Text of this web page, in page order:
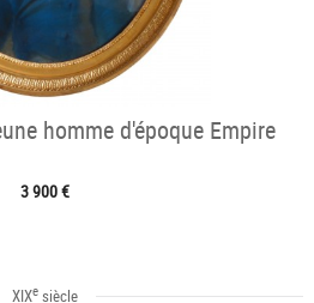
homme d'époque Empire
3 900 €
XIXe siècle